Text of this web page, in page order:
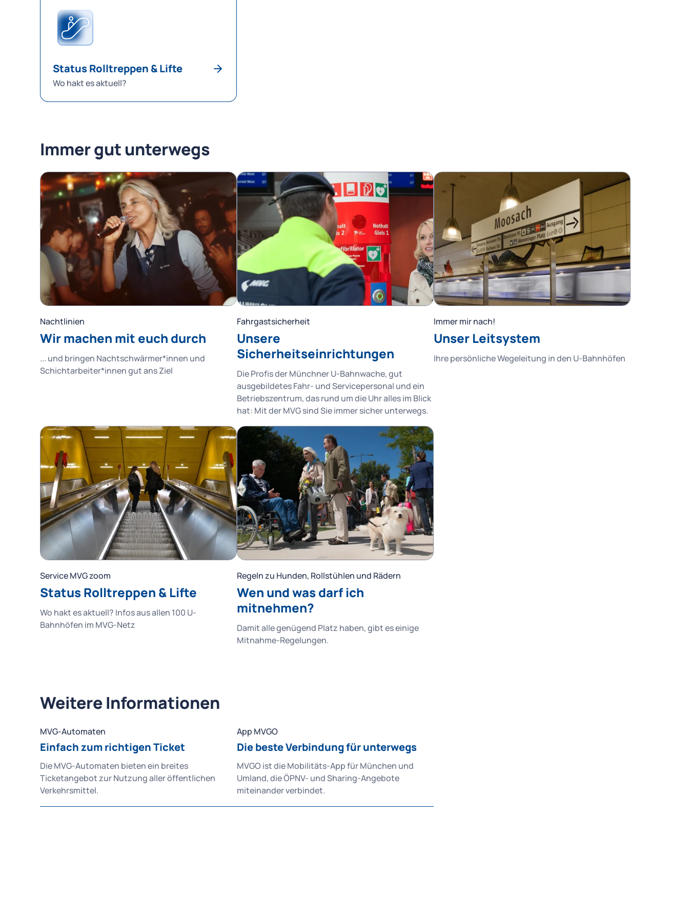
Status Rolltreppen & Lifte
Wo hakt es aktuell?
Immer gut unterwegs
Nachtlinien
Wir machen mit euch durch
... und bringen Nachtschwärmer*innen und
Schichtarbeiter*innen gut ans Ziel
Fahrgastsicherheit
Unsere
Sicherheitseinrichtungen
Die Profis der Münchner U-Bahnwache, gut
ausgebildetes Fahr- und Servicepersonal und ein
Betriebszentrum, das rund um die Uhr alles im Blick
hat: Mit der MVG sind Sie immer sicher unterwegs.
Immer mir nach!
Unser Leitsystem
Ihre persönliche Wegeleitung in den U-Bahnhöfen
Service MVG zoom
Status Rolltreppen & Lifte
Wo hakt es aktuell? Infos aus allen 100 U-
Bahnhöfen im MVG-Netz
Regeln zu Hunden, Rollstühlen und Rädern
Wen und was darf ich
mitnehmen?
Damit alle genügend Platz haben, gibt es einige
Mitnahme-Regelungen.
Weitere Informationen
MVG-Automaten
Einfach zum richtigen Ticket
Die MVG-Automaten bieten ein breites
Ticketangebot zur Nutzung aller öffentlichen
Verkehrsmittel.
App MVGO
Die beste Verbindung für unterwegs
MVGO ist die Mobilitäts-App für München und
Umland, die ÖPNV- und Sharing-Angebote
miteinander verbindet.